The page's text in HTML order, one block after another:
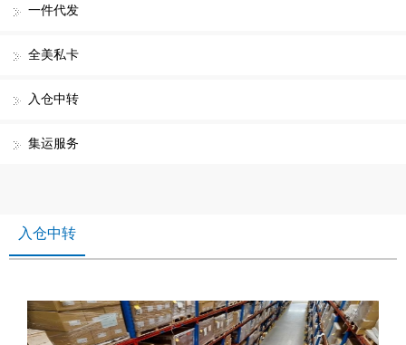
一件代发
全美私卡
入仓中转
集运服务
入仓中转